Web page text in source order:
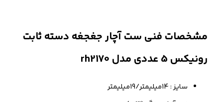
مشخصات فنی ست آچار جغجغه دسته ثابت
رونیکس 5 عددی مدل rh2170
سایز : 14میلیمتر/19میلیمتر